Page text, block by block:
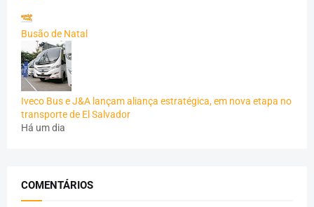
Busão de Natal
Iveco Bus e J&A lançam aliança estratégica, em nova etapa no
transporte de El Salvador
Há um dia
COMENTÁRIOS